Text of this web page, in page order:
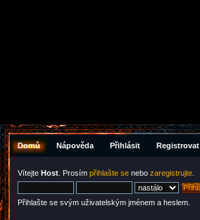
Domů Nápověda Přihlásit Registrovat
Vítejte Host . Prosím přihlašte se nebo zaregistrujte
Přihlašte se svým uživatelským jménem a heslem.